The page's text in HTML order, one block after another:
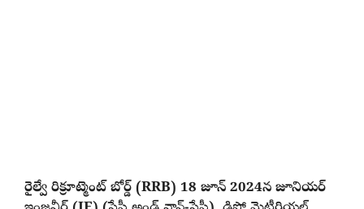
రైల్వే రిక్రూట్మెంట్ బోర్డ్ (RRB) 18 జూన్ 2024న జూనియర్